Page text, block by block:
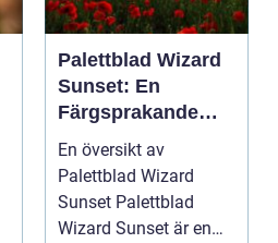
Palettblad Wizard
Sunset: En
Färgsprakande
Skatt för
Trädgårdsentusias
ter
En översikt av
Palettblad Wizard
Sunset Palettblad
Wizard Sunset är en